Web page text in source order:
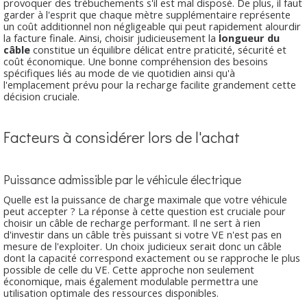
provoquer des trébuchements s'il est mal disposé. De plus, il faut
garder à l'esprit que chaque mètre supplémentaire représente
un coût additionnel non négligeable qui peut rapidement alourdir
la facture finale. Ainsi, choisir judicieusement la longueur du
câble constitue un équilibre délicat entre praticité, sécurité et
coût économique. Une bonne compréhension des besoins
spécifiques liés au mode de vie quotidien ainsi qu'à
l'emplacement prévu pour la recharge facilite grandement cette
décision cruciale.
Facteurs à considérer lors de l'achat
Puissance admissible par le véhicule électrique
Quelle est la puissance de charge maximale que votre véhicule
peut accepter ? La réponse à cette question est cruciale pour
choisir un câble de recharge performant. Il ne sert à rien
d'investir dans un câble très puissant si votre VE n'est pas en
mesure de l'exploiter. Un choix judicieux serait donc un câble
dont la capacité correspond exactement ou se rapproche le plus
possible de celle du VE. Cette approche non seulement
économique, mais également modulable permettra une
utilisation optimale des ressources disponibles.